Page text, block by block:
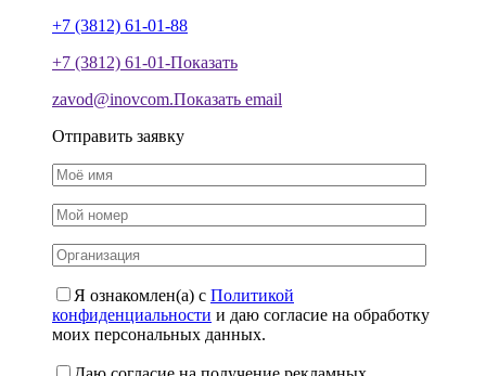
+7 (3812) 61-01-88
+7 (3812) 61-01-Показать
zavod@inovcom.Показать email
Отправить заявку
Я ознакомлен(а) с Политикой
конфиденциальности и даю согласие на обработку
моих персональных данных.